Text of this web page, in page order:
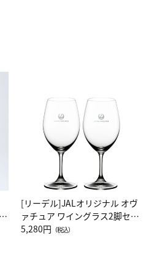
[リーデル]JALオリジナル オヴ
ァチュア ワイングラス2脚セッ
ト（レッドワイン）
5,280円 （税込）